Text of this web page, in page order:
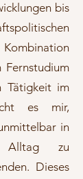
bis
Fernstudium
Tätigkeit im
es mir,
in
Alltag zu
Dieses